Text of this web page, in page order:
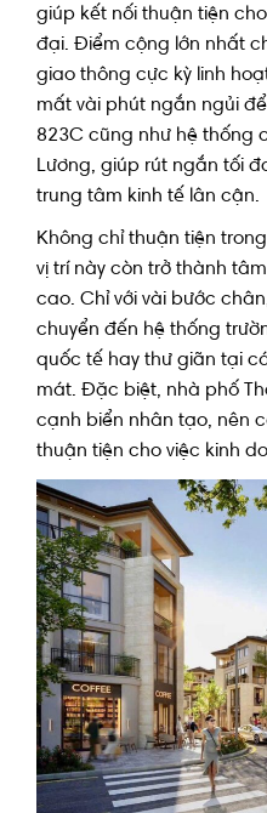
giúp kết nối thuận tiện
đại. Điểm cộng lớn nhất
giao thông cực kỳ linh
mất vài phút ngắn ngủi để
823C cũng như hệ thống
Lương, giúp rút ngắn tối
trung tâm kinh tế lân cận.
Không chỉ thuận tiện
vị trí này còn trở thành
cao. Chỉ với vài bước
chuyển đến hệ thống
quốc tế hay thư giãn tại
mát. Đặc biệt, nhà phố
cạnh biển nhân tạo, nên
thuận tiện cho việc kinh